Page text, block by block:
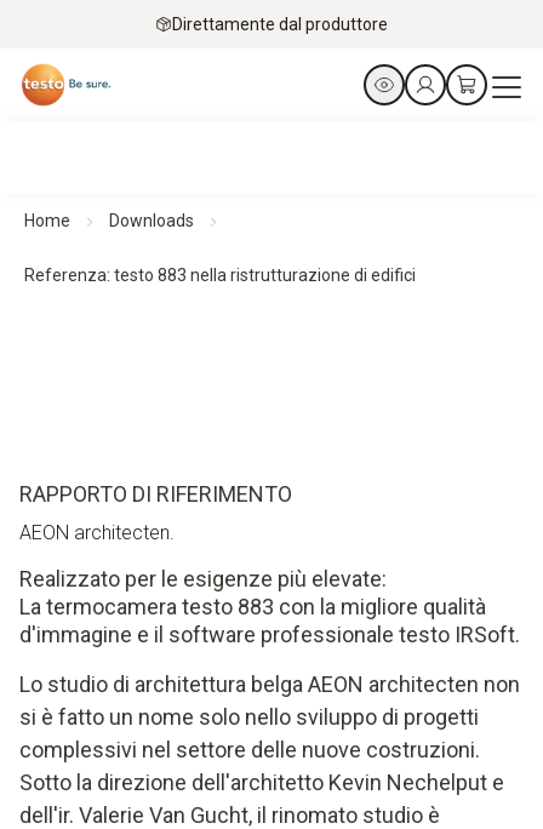
Direttamente dal produttore
Home Downloads
Referenza: testo 883 nella ristrutturazione di edifici
RAPPORTO DI RIFERIMENTO
AEON architecten.
Realizzato per le esigenze più elevate:
La termocamera testo 883 con la migliore qualità
d'immagine e il software professionale testo IRSoft.
Lo studio di architettura belga AEON architecten non
si è fatto un nome solo nello sviluppo di progetti
complessivi nel settore delle nuove costruzioni.
Sotto la direzione dell'architetto Kevin Nechelput e
dell'ir. Valerie Van Gucht, il rinomato studio è